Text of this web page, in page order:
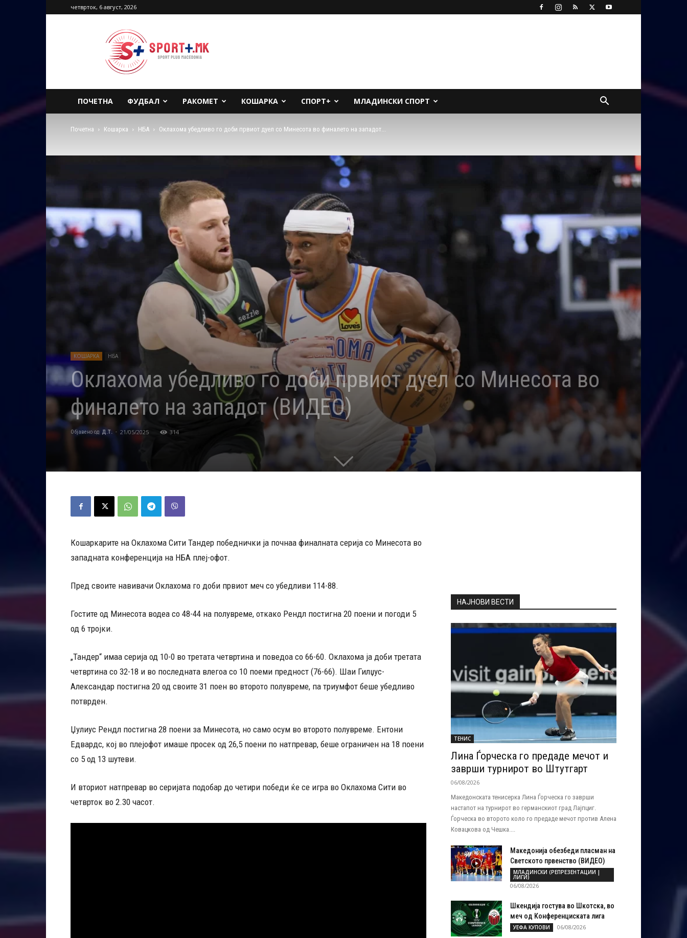
четврток, 6 август, 2026
Sport
Plus
Macedonia
ПОЧЕТНА ФУДБАЛ РАКОМЕТ КОШАРКА СПОРТ+ МЛАДИНСКИ СПОРТ
Почетна Кошарка НБА Оклахома убедливо го доби првиот дуел со Минесота во финалето на западот...
КОШАРКА НБА
Оклахома убедливо го доби првиот дуел со Минесота во
финалето на западот (ВИДЕО)
Објавено од Д.Т. - 21/05/2025 314
Кошаркарите на Оклахома Сити Тандер победнички ја почнаа финалната серија со Минесота во
западната конференција на НБА плеј-офот.
Пред своите навивачи Оклахома го доби првиот меч со убедливи 114-88.
Гостите од Минесота водеа со 48-44 на полувреме, откако Рендл постигна 20 поени и погоди 5
од 6 тројки.
„Тандер“ имаа серија од 10-0 во третата четвртина и поведоа со 66-60. Оклахома ја доби третата
четвртина со 32-18 и во последната влегоа со 10 поеми предност (76-66). Шаи Гилџус-
Александар постигна 20 од своите 31 поен во второто полувреме, па триумфот беше убедливо
потврден.
Џулиус Рендл постигна 28 поени за Минесота, но само осум во второто полувреме. Ентони
Едвардс, кој во плејофот имаше просек од 26,5 поени по натпревар, беше ограничен на 18 поени
со 5 од 13 шутеви.
И вториот натпревар во серијата подобар до четири победи ќе се игра во Оклахома Сити во
четврток во 2.30 часот.
НАЈНОВИ ВЕСТИ
ТЕНИС
Лина Ѓорческа го предаде мечот и
заврши турнирот во Штутгарт
06/08/2026
Македонската тенисерка Лина Ѓорческа го заврши
настапот на турнирот во германскиот град Лајпциг.
Ѓорческа во второто коло го предаде мечот против Алена
Ковацкова од Чешка....
Македонија обезбеди пласман на
Светското првенство (ВИДЕО)
МЛАДИНСКИ (РЕПРЕЗЕНТАЦИИ |
ЛИГИ)
06/08/2026
Шкендија гостува во Шкотска, во
меч од Конференциската лига
УЕФА КУПОВИ 06/08/2026